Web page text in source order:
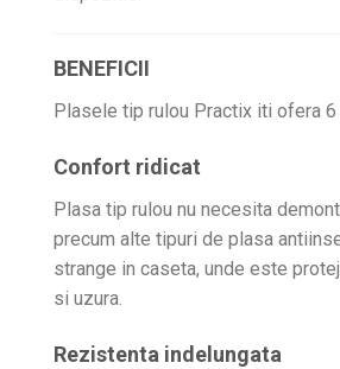
BENEFICII
Plasele tip rulou Practix iti ofera
Confort ridicat
Plasa tip rulou nu necesita
precum alte tipuri de plasa
strange in caseta, unde este
si uzura.
Rezistenta indelungata